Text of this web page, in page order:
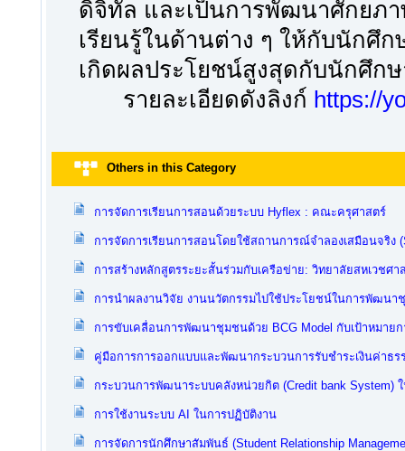
ดิจิทัล และเป็นการพัฒนาศักยภ
เรียนรู้ในด้านต่าง ๆ ให้กับนักศึ
เกิดผลประโยชน์สูงสุดกับนักศึก
รายละเอียดดังลิงก์ https://
Others in this Category
การจัดการเรียนการสอนด้วยระบบ Hyflex : คณะครุศาสตร์
การจัดการเรียนการสอนโดยใช้สถานการณ์จำลองเสมือนจริง
การสร้างหลักสูตรระยะสั้นร่วมกับเครือข่าย: วิทยาลัยสหเวชศา
การนำผลงานวิจัย งานนวัตกรรมไปใช้ประโยชน์ในการพัฒน
การขับเคลื่อนการพัฒนาชุมชนด้วย BCG Model กับเป้าหมาย
คู่มือการการออกแบบและพัฒนากระบวนการรับชำระเงินค่าธ
กระบวนการพัฒนาระบบคลังหน่วยกิต (Credit bank System)
การใช้งานระบบ AI ในการปฏิบัติงาน
การจัดการนักศึกษาสัมพันธ์ (Student Relationship